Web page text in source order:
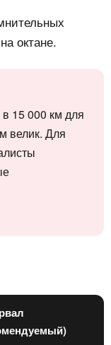
октане.
15 000 км для
велик. Для